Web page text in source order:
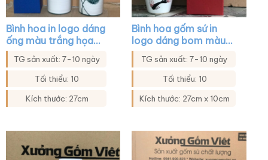
Bình hoa in logo dáng
ống màu trắng họa
tiết hoa bồ công anh
XG-LH19
TG sản xuất: 7-10 ngày
Tối thiểu: 10
Kích thước: 27cm
Bình hoa gốm sứ in
logo dáng bom màu
trắng họa tiết đào đỏ
XG-LH43
TG sản xuất: 7-10 ngày
Tối thiểu: 10
Kích thước: 27cm x 10cm